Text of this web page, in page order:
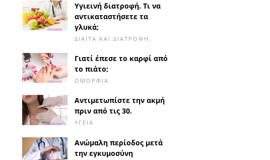
Υγιεινή διατροφή. Τι να
αντικαταστήσετε τα
γλυκά;
ΔΊΑΙΤΑ ΚΑΙ ΔΙΑΤΡΟΦΉ,
Γιατί έπεσε το καρφί από
το πιάτο;
ΟΜΟΡΦΙΆ
Αντιμετωπίστε την ακμή
πριν από τις 30.
ΥΓΕΊΑ
Ανώμαλη περίοδος μετά
την εγκυμοσύνη